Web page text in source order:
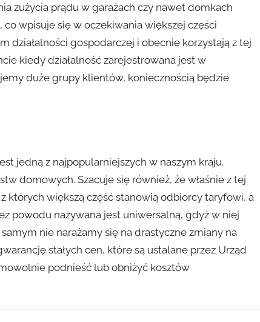
zużycia prądu w garażach czy nawet domkach
wpisuje się w oczekiwania większej części
działalności gospodarczej i obecnie korzystają z tej
kiedy działalność zarejestrowana jest w
duże grupy klientów, koniecznością będzie
jedną z najpopularniejszych w naszym kraju.
domowych. Szacuje się również, że właśnie z tej
których większą część stanowią odbiorcy taryfowi, a
powodu nazywana jest uniwersalną, gdyż w niej
nie narażamy się na drastyczne zmiany na
stałych cen, które są ustalane przez Urząd
podnieść lub obniżyć kosztów